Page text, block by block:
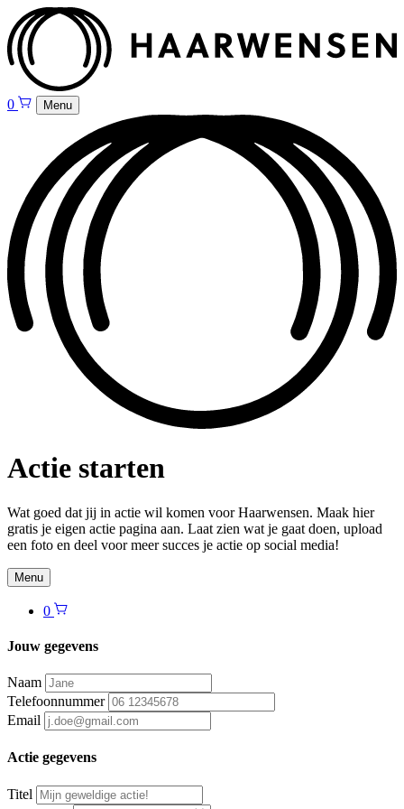
0 Menu
Actie starten
Wat goed dat jij in actie wil komen voor Haarwensen. Maak hier
gratis je eigen actie pagina aan. Laat zien wat je gaat doen, upload
een foto en deel voor meer succes je actie op social media!
Menu
0
Jouw gegevens
Naam
Telefoonnummer
Email
Actie gegevens
Titel